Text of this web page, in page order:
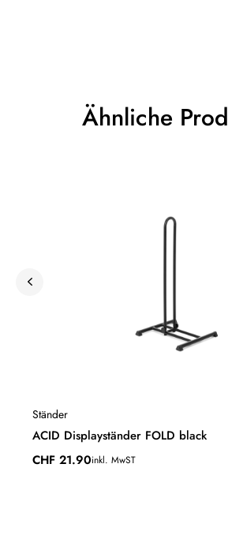
Ähnliche
Ständer
ACID Displayständer FOLD black
CHF 21.90inkl. MwST